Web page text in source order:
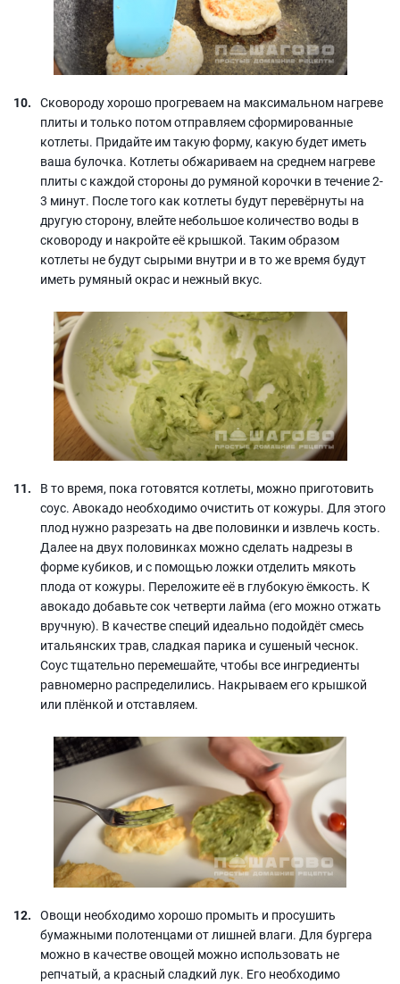
Сковороду хорошо прогреваем на максимальном нагреве
плиты и только потом отправляем сформированные
котлеты. Придайте им такую форму, какую будет иметь
ваша булочка. Котлеты обжариваем на среднем нагреве
плиты с каждой стороны до румяной корочки в течение 2-
3 минут. После того как котлеты будут перевёрнуты на
другую сторону, влейте небольшое количество воды в
сковороду и накройте её крышкой. Таким образом
котлеты не будут сырыми внутри и в то же время будут
иметь румяный окрас и нежный вкус.
В то время, пока готовятся котлеты, можно приготовить
соус. Авокадо необходимо очистить от кожуры. Для этого
плод нужно разрезать на две половинки и извлечь кость.
Далее на двух половинках можно сделать надрезы в
форме кубиков, и с помощью ложки отделить мякоть
плода от кожуры. Переложите её в глубокую ёмкость. К
авокадо добавьте сок четверти лайма (его можно отжать
вручную). В качестве специй идеально подойдёт смесь
итальянских трав, сладкая парика и сушеный чеснок.
Соус тщательно перемешайте, чтобы все ингредиенты
равномерно распределились. Накрываем его крышкой
или плёнкой и отставляем.
Овощи необходимо хорошо промыть и просушить
бумажными полотенцами от лишней влаги. Для бургера
можно в качестве овощей можно использовать не
репчатый, а красный сладкий лук. Его необходимо